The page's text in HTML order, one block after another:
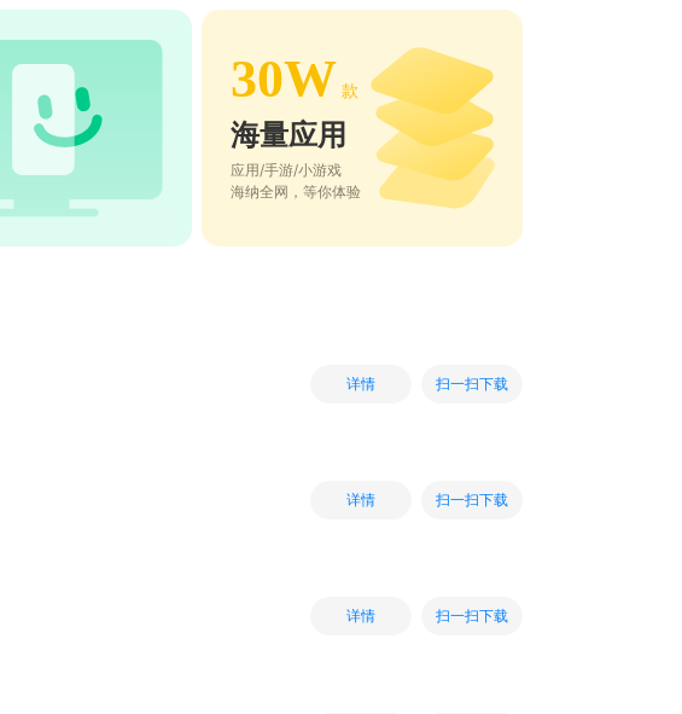
30W 款
海量应用
应用/手游/小游戏
海纳全网，等你体验
详情 扫一扫下载
详情 扫一扫下载
详情 扫一扫下载